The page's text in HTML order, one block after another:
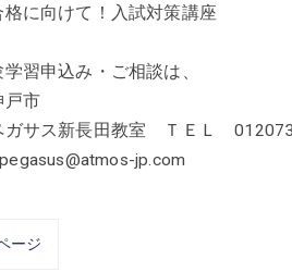
格に向けて！入試対策講座
習申込み・ご相談は、
戸市
ガサス新長田教室 ＴＥＬ
jp.com
ージ